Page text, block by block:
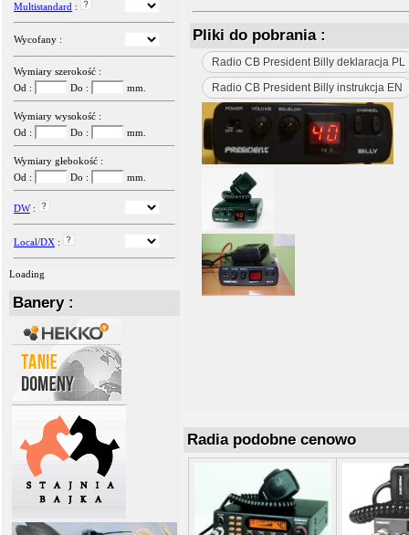
Multistandard :
Wycofany :
Wymiary szerokość :
Od :
Do : mm.
Wymiary wysokość :
Od :
Do : mm.
Wymiary głebokość :
Od :
Do : mm.
DW:
Local/DX :
Loading
Banery :
Pliki do pobrania :
Radio CB President Billy deklaracja PL
Radio CB President Billy instrukcja EN
Radia podobne cenowo